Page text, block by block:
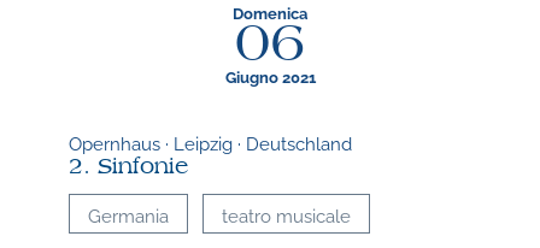
Domenica
06
Giugno 2021
Opernhaus · Leipzig · Deutschland
2. Sinfonie
Germania teatro musicale